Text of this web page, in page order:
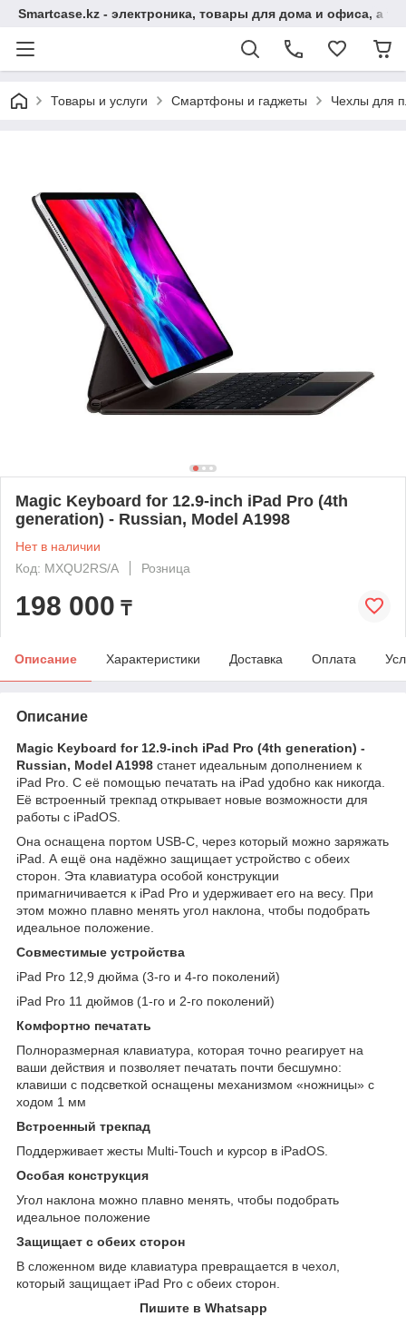
Smartcase.kz - электроника, товары для дома и офиса, а
Товары и услуги Смартфоны и гаджеты Чехлы для
Magic Keyboard for 12.9-inch iPad Pro (4th
generation) - Russian, Model A1998
Нет в наличии
Код: MXQU2RS/A
Розница
198 000 ₸
Описание Характеристики Доставка Оплата
Описание
Magic Keyboard for 12.9-inch iPad Pro (4th generation) -
Russian, Model A1998 станет идеальным дополнением к
iPad Pro. С её помощью печатать на iPad удобно как никогда.
Её встроенный трекпад открывает новые возможности для
работы c iPadOS.
Она оснащена портом USB‑C, через который можно заряжать
iPad. А ещё она надёжно защищает устройство с обеих
сторон. Эта клавиатура особой конструкции
примагничивается к iPad Pro и удерживает его на весу. При
этом можно плавно менять угол наклона, чтобы подобрать
идеальное положение.
Совместимые устройства
iPad Pro 12,9 дюйма (3‑го и 4‑го поколений)
iPad Pro 11 дюймов (1‑го и 2‑го поколений)
Комфортно печатать
Полноразмерная клавиатура, которая точно реагирует на
ваши действия и позволяет печатать почти бесшумно:
клавиши с подсветкой оснащены механизмом «ножницы» с
ходом 1 мм
Встроенный трекпад
Поддерживает жесты Multi‑Touch и курсор в iPadOS.
Особая конструкция
Угол наклона можно плавно менять, чтобы подобрать
идеальное положение
Защищает с обеих сторон
В сложенном виде клавиатура превращается в чехол,
который защищает iPad Pro с обеих сторон.
Пишите в Whatsapp